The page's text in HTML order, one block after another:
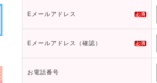
Eメールアドレス
Eメールアドレス（確認）
お電話番号